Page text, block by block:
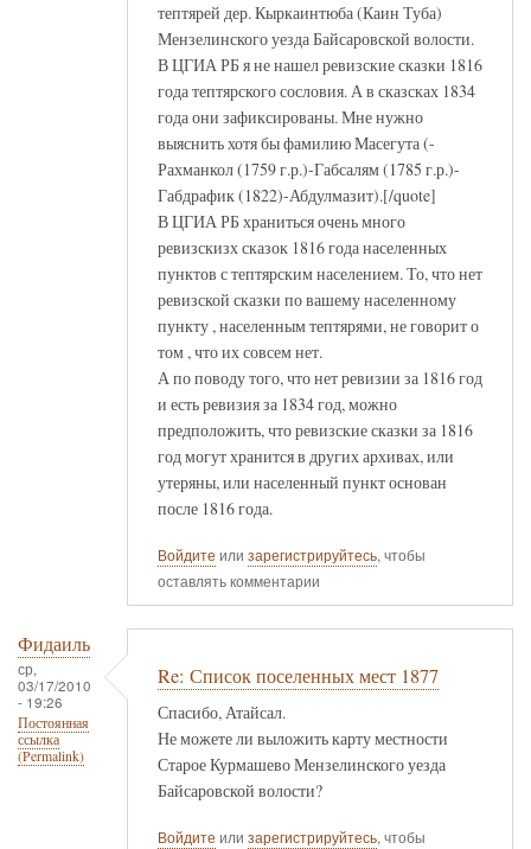
тептярей дер. Кыркаинтюба (Каин Туба)
Мензелинского уезда Байсаровской волости.
В ЦГИА РБ я не нашел ревизские сказки 1816
года тептярского сословия. А в сказсках 1834
года они зафиксированы. Мне нужно
выяснить хотя бы фамилию Масегута (-
Рахманкол (1759 г.р.)-Габсалям (1785 г.р.)-
Габдрафик (1822)-Абдулмазит).[/quote]
В ЦГИА РБ храниться очень много
ревизскизх сказок 1816 года населенных
пунктов с тептярским населением. То, что нет
ревизской сказки по вашему населенному
пункту , населенным тептярями, не говорит о
том , что их совсем нет.
А по поводу того, что нет ревизии за 1816 год
и есть ревизия за 1834 год, можно
предположить, что ревизские сказки за 1816
год могут хранится в других архивах, или
утеряны, или населенный пункт основан
после 1816 года.
Войдите или зарегистрируйтесь, чтобы
оставлять комментарии
Фидаиль
ср,
03/17/2010
- 19:26
Постоянная
ссылка
(Permalink)
Re: Список поселенных мест 1877
Спасибо, Атайсал.
Не можете ли выложить карту местности
Старое Курмашево Мензелинского уезда
Байсаровской волости?
Войдите или зарегистрируйтесь, чтобы